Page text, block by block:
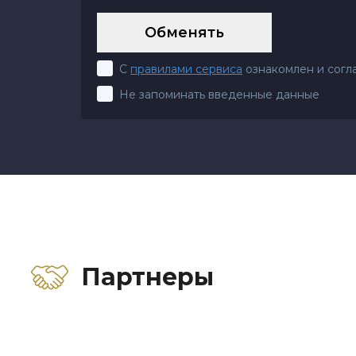
С правилами сервиса ознакомлен и
Не запоминать введенные данные
Партнеры